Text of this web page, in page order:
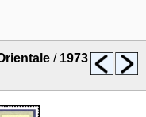
/ 1973